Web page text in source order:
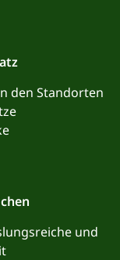
den Standorten
und